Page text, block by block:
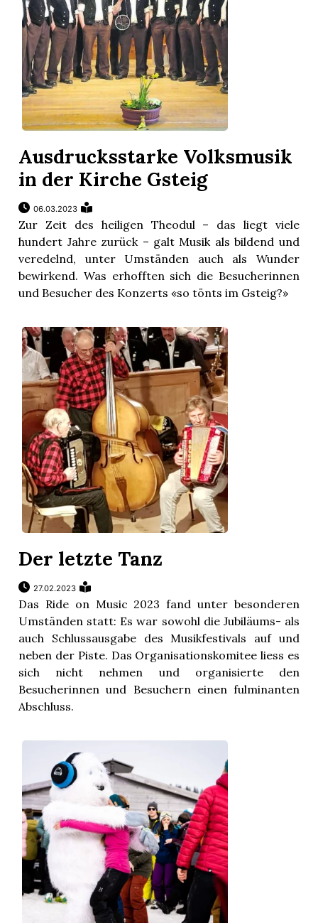
Ausdrucksstarke Volksmusik
in der Kirche Gsteig
06.03.2023
Zur Zeit des heiligen Theodul – das liegt viele
hundert Jahre zurück – galt Musik als bildend und
veredelnd, unter Umständen auch als Wunder
bewirkend. Was erhofften sich die Besucherinnen
und Besucher des Konzerts «so tönts im Gsteig?»
Der letzte Tanz
27.02.2023
Das Ride on Music 2023 fand unter besonderen
Umständen statt: Es war sowohl die Jubiläums- als
auch Schlussausgabe des Musikfestivals auf und
neben der Piste. Das Organisationskomitee liess es
sich nicht nehmen und organisierte den
Besucherinnen und Besuchern einen fulminanten
Abschluss.